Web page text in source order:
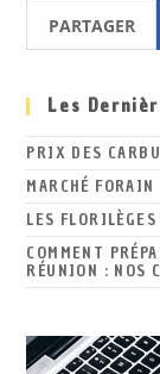
PARTAGER
Les
PRIX DES
MARCHÉ
LES FLORILÈGES
COMMENT
RÉUNION : NOS